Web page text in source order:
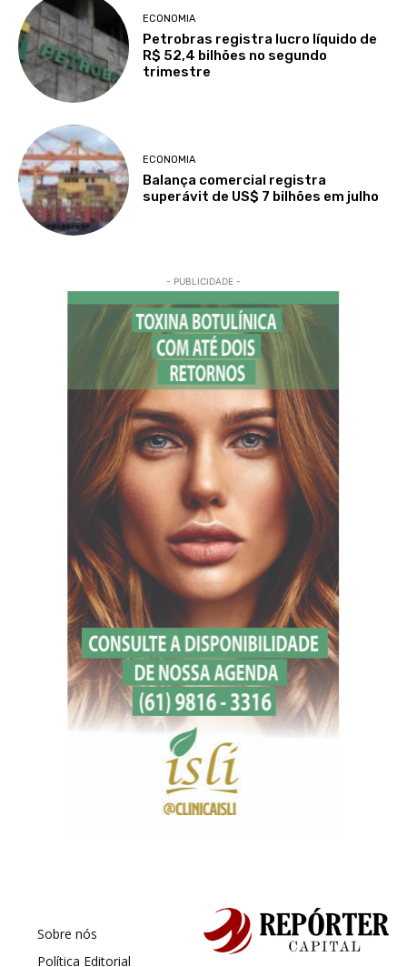
ECONOMIA
Petrobras registra lucro líquido de
R$ 52,4 bilhões no segundo
trimestre
ECONOMIA
Balança comercial registra
superávit de US$ 7 bilhões em julho
- PUBLICIDADE -
Sobre nós
Política Editorial